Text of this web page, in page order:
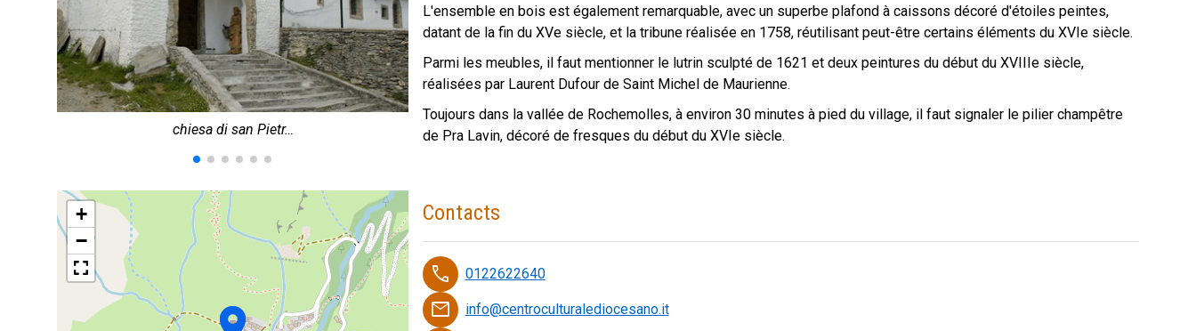
chiesa di san Pietr… chiesa di san Pietr…
+
−
L'ensemble en bois est également remarquable, avec un superbe plafond à caissons décoré d'étoiles peintes,
datant de la fin du XVe siècle, et la tribune réalisée en 1758, réutilisant peut-être certains éléments du XVIe siècle.
Parmi les meubles, il faut mentionner le lutrin sculpté de 1621 et deux peintures du début du XVIIIe siècle,
réalisées par Laurent Dufour de Saint Michel de Maurienne.
Toujours dans la vallée de Rochemolles, à environ 30 minutes à pied du village, il faut signaler le pilier champêtre
de Pra Lavin, décoré de fresques du début du XVIe siècle.
Contacts
phone 0122622640
email info@centroculturalediocesano.it